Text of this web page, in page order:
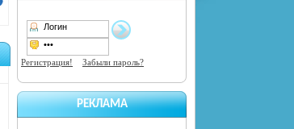
Регистрация! Забыли пароль?
РЕКЛАМА